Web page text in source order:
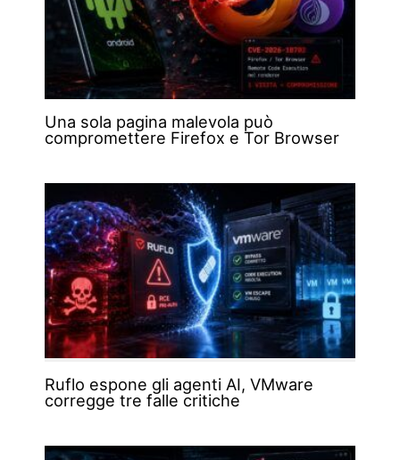
Una sola pagina malevola può
compromettere Firefox e Tor Browser
Ruflo espone gli agenti AI, VMware
corregge tre falle critiche